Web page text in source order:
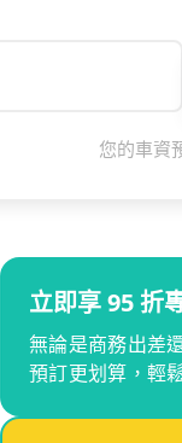
您的車資
立即享 95 折
無論是商務出差
預訂更划算，輕